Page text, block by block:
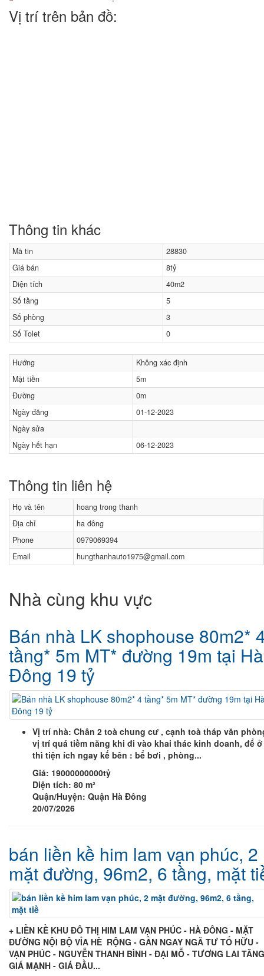
Vị trí trên bản đồ:
Thông tin khác
Mã tin
28830
Giá bán
8tỷ
Diện tích
40m2
Số tầng
5
Số phòng
3
Số Tolet
0
Hướng
Không xác định
Mặt tiền
5m
Đường
0m
Ngày đăng
01-12-2023
Ngày sửa
Ngày hết hạn
06-12-2023
Thông tin liên hệ
Họ và tên
hoang trong thanh
Địa chỉ
ha đông
Phone
0979069394
Email
hungthanhauto1975@gmail.com
Nhà cùng khu vực
Bán nhà LK shophouse 80m2*
tầng* 5m MT* đường 19m tại Hà
Đông 19 tỷ
Vị trí nhà: Chân 2 toà chung cư , cạnh toà tháp văn
vị trí quá tiềm năng khi đi vào khai thác kinh doanh, để ở
thì tiện ích ngay kế bên : bể bơi , phòng...
Giá: 19000000000tỷ
Diện tích: 80 m²
Quận/Huyện: Quận Hà Đông
20/07/2026
bán liền kề him lam vạn phúc, 2
mặt đường, 96m2, 6 tầng, mặt
+ LIỀN KỀ KHU ĐÔ THỊ HIM LAM VẠN PHÚC - HÀ ĐÔNG - MẶT
ĐƯỜNG NỘI BỘ VỈA HÈ RỘNG - GẦN NGAY NGÃ TƯ TỐ HỮU -
VẠN PHÚC - NGUYỄN THANH BÌNH - ĐẠI MỖ - TƯƠNG LAI TĂNG
GIÁ MẠNH - GIÁ ĐẦU...